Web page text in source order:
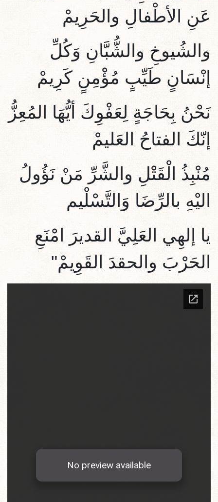
عَنِ الأطْفالِ والحَرِيمْ
والشُيوخِ والشُّبَّانِ وَكُلِّ
إنْسَانٍ طَيِّبٍ مُؤْمِنٍ كَرِيمْ
نَحْنُ بِحَاجَةٍ لِعَفْوِكَ أيُّهَا المُعِزُّ
إنّكَ الفتاحُ العَليمْ
مُنْبِذُ الْقَتْلِ والشَّرِّ مَنْ نَؤُولُ
اليْهِ بالرِّضَا وَالتَّسْلْيم
يا إلهِي العَلِيَّ القديرَ امْنَعِ
الحَرْبَ والحقدَ القَوِيمْ"